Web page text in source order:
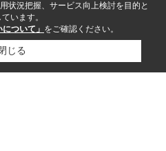
状況把握、サービス向上検討を目的と
います。
ついて」 をご確認ください。
じる